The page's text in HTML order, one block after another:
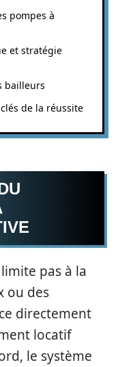
pompes à
et stratégie
bailleurs
de la réussite
pas à la
ou des
directement
locatif
le système